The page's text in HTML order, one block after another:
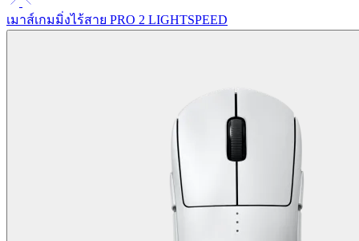
เมาส์เกมมิ่งไร้สาย PRO 2 LIGHTSPEED